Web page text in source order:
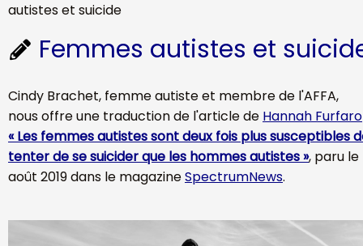
autistes et suicide
Femmes autistes et
Cindy Brachet, femme autiste et membre de l'AFFA,
nous offre une traduction de l'article de Hannah Furfaro
« Les femmes autistes sont deux fois plus susceptibles
tenter de se suicider que les hommes autistes », paru le
août 2019 dans le magazineSpectrumNews.